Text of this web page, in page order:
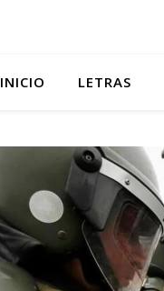
INICIO LETRAS